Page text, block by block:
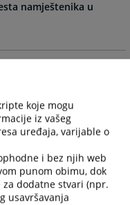
namještenika u
namještenika
pripravnika u
koje mogu
iz vašeg
uređaja, varijable o
i bez njih web
punom obimu, dok
dodatne stvari (npr.
usavršavanja